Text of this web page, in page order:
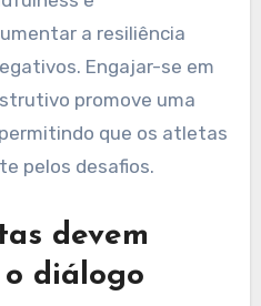
expectativas irreais
em metas alcançáveis
interno positivo.
mensuráveis
um caminho claro para
a resiliência
Engajar-se em
promove uma